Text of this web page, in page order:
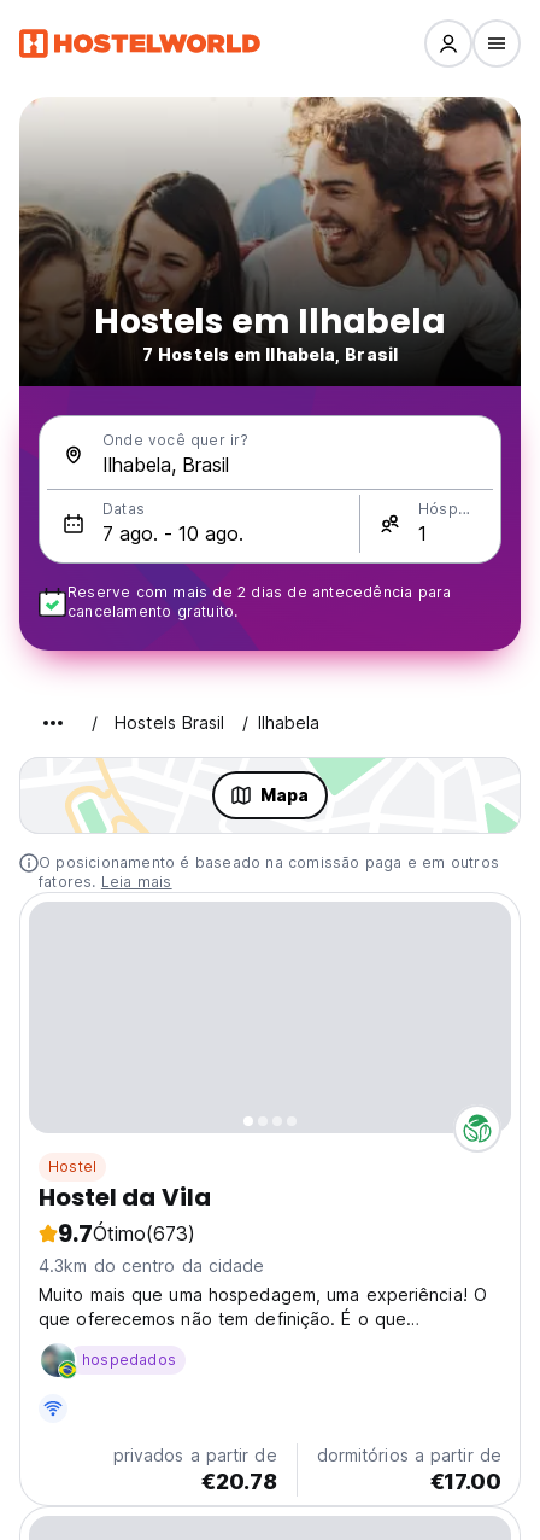
Hostels em Ilhabela
7 Hostels em Ilhabela, Brasil
Onde você quer ir?
Datas Hóspedes
Reserve com mais de 2 dias de antecedência para
cancelamento gratuito.
Hostels Brasil Ilhabela
Mapa
O posicionamento é baseado na comissão paga e em outros
fatores. Leia mais
Hostel
Hostel da Vila
9.7Ótimo(673)
4.3km do centro da cidade
Muito mais que uma hospedagem, uma experiência! O
que oferecemos não tem definição. É o que
acreditamos ser o futuro da hospitalidade. Nos
chamamos hostel pela essência da troca, da
Entre dormitórios coletivos,...
hospedados
privados a partir de
€20.78
dormitórios a partir de
€17.00